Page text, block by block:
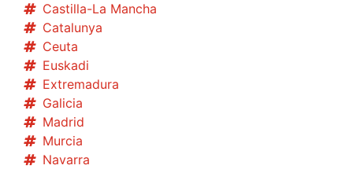
Castilla-La Mancha
Catalunya
Ceuta
Euskadi
Extremadura
Galicia
Madrid
Murcia
Navarra